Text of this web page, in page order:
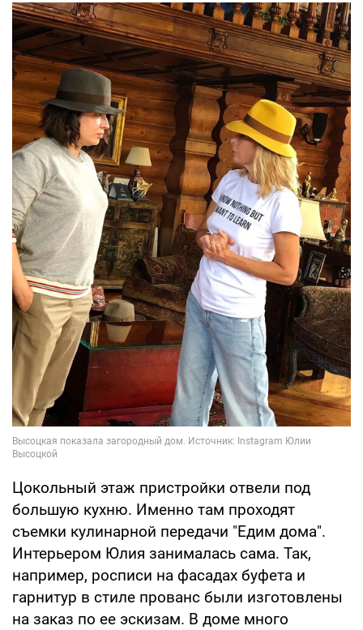
Цокольный этаж пристройки отвели под
большую кухню. Именно там проходят
съемки кулинарной передачи "Едим дома".
Интерьером Юлия занималась сама. Так,
например, росписи на фасадах буфета и
гарнитур в стиле прованс были изготовлены
на заказ по ее эскизам. В доме много